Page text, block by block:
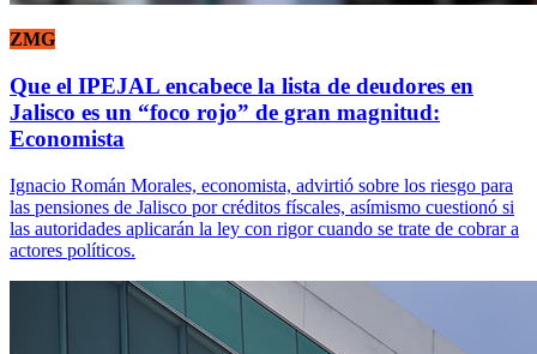
ZMG
Que el IPEJAL encabece la lista de deudores en
Jalisco es un “foco rojo” de gran magnitud:
Economista
Ignacio Román Morales, economista, advirtió sobre los riesgo para
las pensiones de Jalisco por créditos físcales, asímismo cuestionó si
las autoridades aplicarán la ley con rigor cuando se trate de cobrar a
actores políticos.